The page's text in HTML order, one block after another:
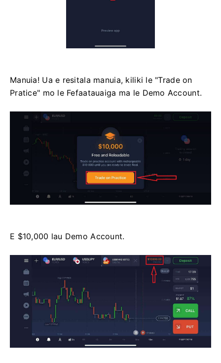
Manuia! ​​Ua e resitala manuia, kiliki le "Trade on
Pratice" mo le Fefaatauaiga ma le Demo Account.
E $10,000 lau Demo Account.